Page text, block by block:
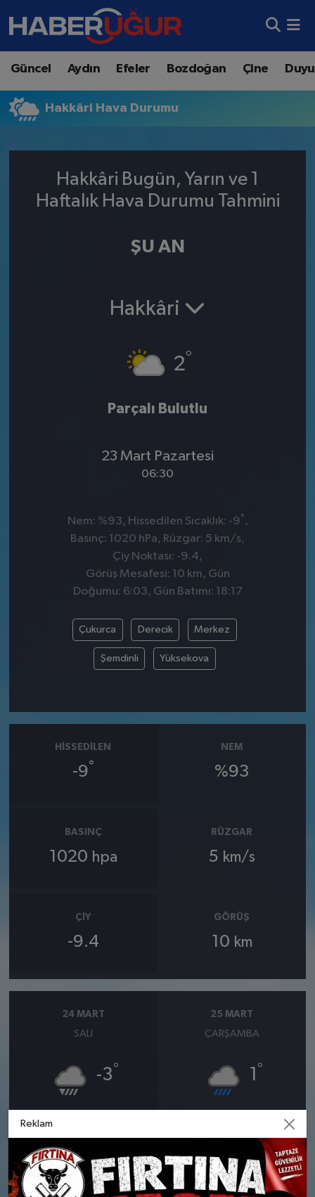
Güncel Aydın Efeler Bozdoğan Çine
Hakkâri Hava Durumu
Hakkâri Bugün, Yarın ve 1
Haftalık Hava Durumu Tahmini
ŞU AN
Hakkâri
2°
Parçalı Bulutlu
23 Mart Pazartesi
06:30
Nem: %93, Hissedilen Sıcaklık: -9° ,
Basınç: 1020 hPa, Rüzgar: 5 km/s,
Çiy Noktası: -9.4,
Görüş Mesafesi: 10 km, Gün
Doğumu: 6:03, Gün Batımı: 18:17
Çukurca Derecik Merkez
Şemdinli Yüksekova
HISSEDILEN
-9°
NEM
%93
BASINÇ
1020 hpa
RÜZGAR
5 km/s
ÇIY
-9.4
GÖRÜŞ
10 km
24 MART
SALI
-3°
Hafif dondurucu yağmurlu
Rüzgar: 10 km/h
Yağış Olasılığı: %87
Kar Olasılığı: %6
25 MART
ÇARŞAMBA
°
Rüzgar: 7 km/h
Yağış Olasılığı: %80
Kar Olasılığı: %24
Aydın Nöbetçi Eczaneler
Aydın Hava Durumu
Süper Lig Puan Durumu ve Fikstür
Reklam